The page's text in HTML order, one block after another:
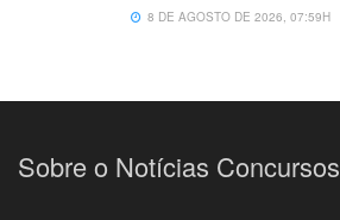
8 DE AGOSTO DE 2026, 07:59H
Sobre o Notícias Concursos